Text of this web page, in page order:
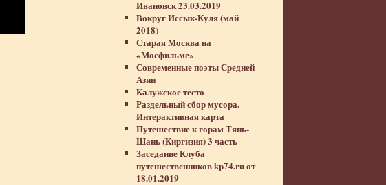
Ивановск 23.03.2019
Вокруг Иссык-Куля (май
2018)
Старая Москва на
«Мосфильме»
Современные поэты Средней
Азии
Калужское тесто
Раздельный сбор мусора.
Интерактивная карта
Путешествие к горам Тянь-
Шань (Киргизия) 3 часть
Заседание Клуба
путешественников kp74.ru от
18.01.2019